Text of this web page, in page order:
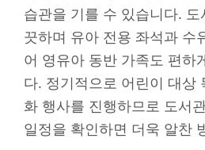
습관을 기를 수 있습니다.
끗하며 유아 전용 좌석과 수
어 영유아 동반 가족도 편하
다. 정기적으로 어린이 대상
화 행사를 진행하므로 도서
일정을 확인하면 더욱 알찬